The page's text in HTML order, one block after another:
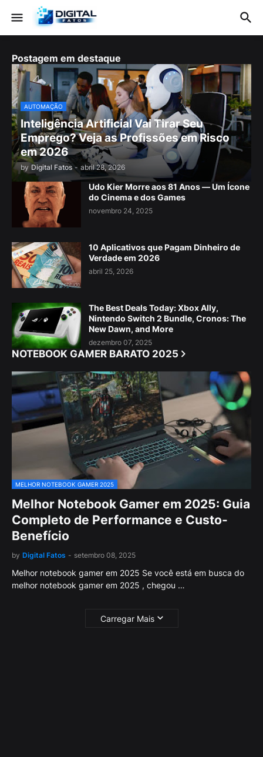
Postagem em destaque
AUTOMAÇÃO
Inteligência Artificial Vai Tirar Seu
Emprego? Veja as Profissões em Risco
em 2026
by Digital Fatos - abril 28, 2026
Udo Kier Morre aos 81 Anos — Um Ícone
do Cinema e dos Games
novembro 24, 2025
10 Aplicativos que Pagam Dinheiro de
Verdade em 2026
abril 25, 2026
The Best Deals Today: Xbox Ally,
Nintendo Switch 2 Bundle, Cronos: The
New Dawn, and More
dezembro 07, 2025
NOTEBOOK GAMER BARATO 2025
MELHOR NOTEBOOK GAMER 2025
Melhor Notebook Gamer em 2025: Guia
Completo de Performance e Custo-
Benefício
by Digital Fatos - setembro 08, 2025
Melhor notebook gamer em 2025 Se você está em busca do
melhor notebook gamer em 2025 , chegou …
Carregar Mais